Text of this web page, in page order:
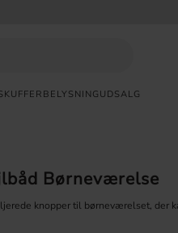
BELYSNING UDSALG
Børneværelse
knopper til børneværelset, der